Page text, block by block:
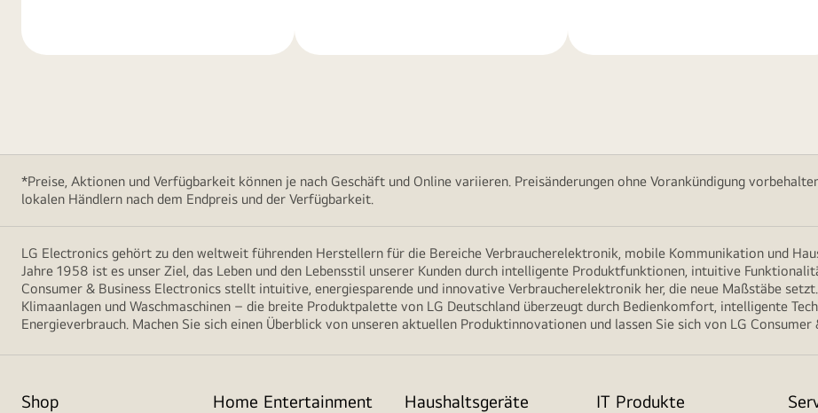
*Preise, Aktionen und Verfügbarkeit können je nach Geschäft und Online variieren. Preisänderungen ohne Vorankündigung
lokalen Händlern nach dem Endpreis und der Verfügbarkeit.
LG Electronics gehört zu den weltweit führenden Herstellern für die Bereiche Verbraucherelektronik, mobile Kommunikation und
Jahre 1958 ist es unser Ziel, das Leben und den Lebensstil unserer Kunden durch intelligente Produktfunktionen, intuitive
Consumer & Business Electronics stellt intuitive, energiesparende und innovative Verbraucherelektronik her, die neue Maßstäbe
Klimaanlagen und Waschmaschinen – die breite Produktpalette von LG Deutschland überzeugt durch Bedienkomfort, intelligente
Energieverbrauch. Machen Sie sich einen Überblick von unseren aktuellen Produktinnovationen und lassen Sie sich von LG
Shop Home Entertainment Haushaltsgeräte IT Produkte